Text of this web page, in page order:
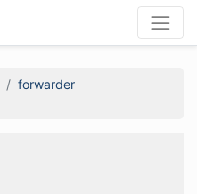
forwarder